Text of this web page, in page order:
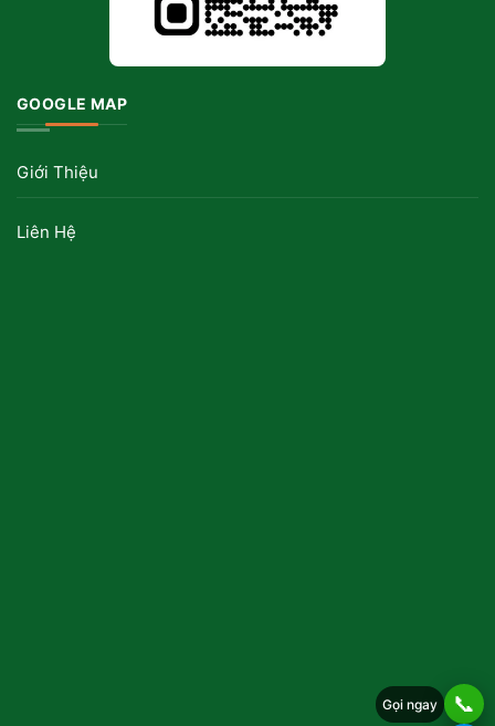
Gọi ngay 📞
GOOGLE MAP
Giới Thiệu
Liên Hệ